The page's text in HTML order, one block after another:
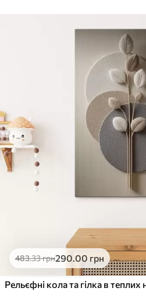
Яскраві, насичені кольори
Стійкість до вицвітання
Безпечне чорнило без запаху
Поверхня з текстурою полотна
Екологічний матеріал
Преміум
Від363
Яскраві, насичені кольори
Стійкість до вицвітання
Безпечне чорнило без запаху
Поверхня з текстурою полотна
Еко-Преміум
.00грн
✓Яскраві, насичені кольори
483.33грн290.00 грн